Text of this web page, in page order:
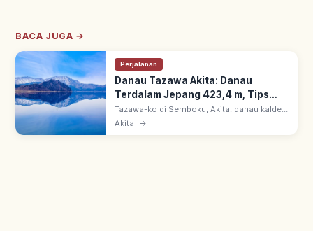
BACA JUGA →
Perjalanan
Danau Tazawa Akita: Danau
Terdalam Jepang 423,4 m, Tips
Berkunjung
Tazawa-ko di Semboku, Akita: danau kaldera
terdalam Jepang, kedalaman 423,4 m &
Akita →